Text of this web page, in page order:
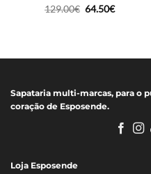
129.00€ O
64.50€O
Sapataria multi-marcas, para o
coração de Esposende.
Loja Esposende